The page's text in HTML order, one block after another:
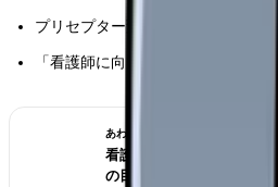
プリセプター変更の制度があるの
「看護師に向いていないかも」と思
あわせて読みたい
看護師 先輩が怖くて辞め
の目安